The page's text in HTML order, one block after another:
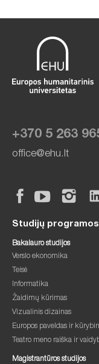
+370 5 263
office@ehu.lt
Studijų programos
Bakalauro studijos
Verslo ekonomika
Teisė
Informatika
Žaidimų kūrimas
Vizualinis dizainas
Europos paveldas ir
Teatro meno raiška ir
Magistrantūros studijos